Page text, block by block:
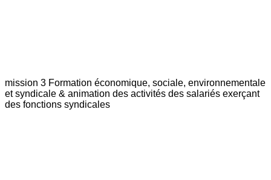
mission 3 Formation économique, sociale, environnementale
et syndicale & animation des activités des salariés exerçant
des fonctions syndicales